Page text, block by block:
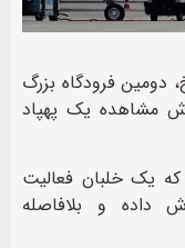
دومین فرودگاه بزرگ
در پی گزارش مشاهده یک پهپاد
یک خلبان فعالیت
داده و بلافاصله